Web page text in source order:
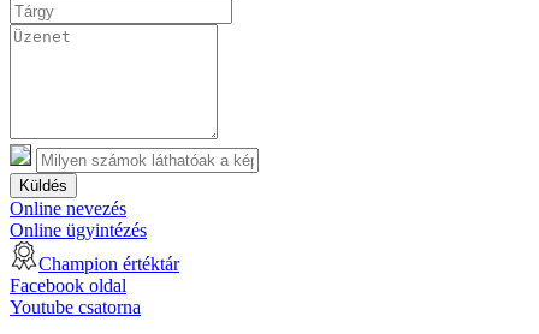
Küldés
Online nevezés
Online ügyintézés
Champion értéktár
Facebook oldal
Youtube csatorna